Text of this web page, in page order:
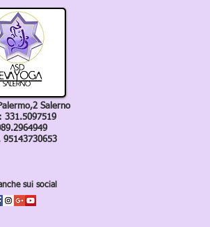
Salerno
331.5097519
95143730653
sui social